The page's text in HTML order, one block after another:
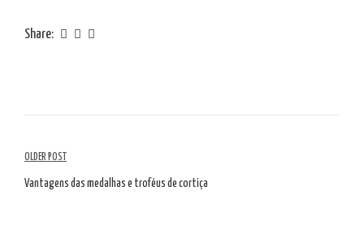
Share:
Navegação
de
OLDER POST
Vantagens das medalhas e troféus de cortiça